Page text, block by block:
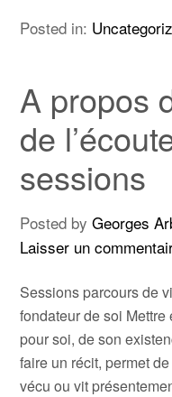
Posted in:
A propos
de
sessions
Posted byGeorges
Laisser un
Sessions parcours de
fondateur de soi
pour soi, de son
faire un récit, permet
vécu ou vit